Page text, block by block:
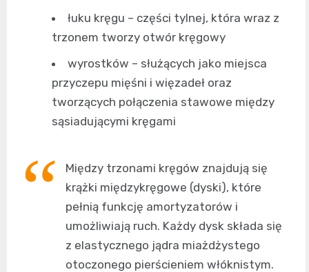
łuku kręgu – części tylnej, która wraz z
trzonem tworzy otwór kręgowy
wyrostków – służących jako miejsca
przyczepu mięśni i więzadeł oraz
tworzących połączenia stawowe między
sąsiadującymi kręgami
Między trzonami kręgów znajdują się
krążki międzykręgowe (dyski), które
pełnią funkcję amortyzatorów i
umożliwiają ruch. Każdy dysk składa się
z elastycznego jądra miażdżystego
otoczonego pierścieniem włóknistym.